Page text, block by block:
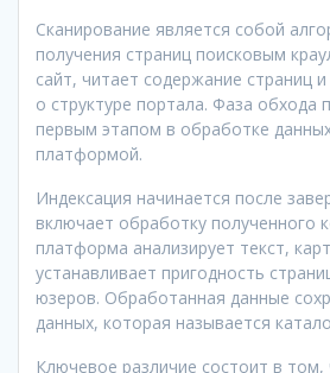
Сканирование является собой
получения страниц поисковым
сайт, читает содержание страниц
о структуре портала. Фаза обхода
первым этапом в обработке
платформой.
Индексация начинается после
включает обработку полученного
платформа анализирует текст,
устанавливает пригодность
юзеров. Обработанная данные
данных, которая называется
Ключевое различие состоит в том,